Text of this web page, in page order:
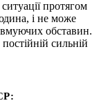
протягом
і не може
обставин.
сильній